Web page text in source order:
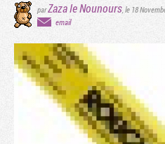
parZaza le Nounours,le 18
email